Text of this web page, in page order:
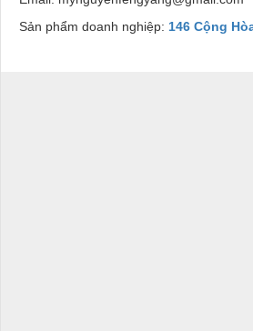
Sản phẩm doanh nghiệp: 146 Cộng